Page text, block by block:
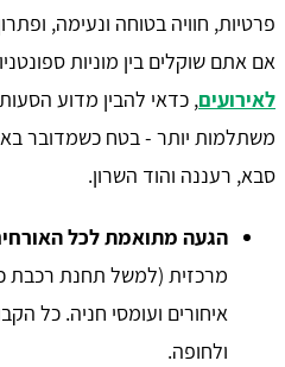
פרטיות, חוויה בטוחה ונעימה,
אם אתם שוקלים בין מוניות
לאירועים, כדאי להבין מדוע
משתלמות יותר - בטח כשמדובר
סבא, רעננה והוד השרון.
הגעה מתואמת לכל
איחורים ועומסי חניה. כל
ולחופה.